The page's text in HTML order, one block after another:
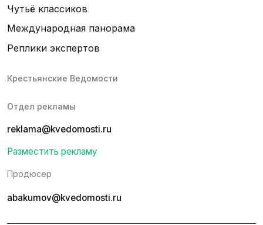
Чутьё классиков
Международная панорама
Реплики экспертов
Крестьянские Ведомости
Отдел рекламы
reklama@kvedomosti.ru
Разместить рекламу
Продюсер
abakumov@kvedomosti.ru